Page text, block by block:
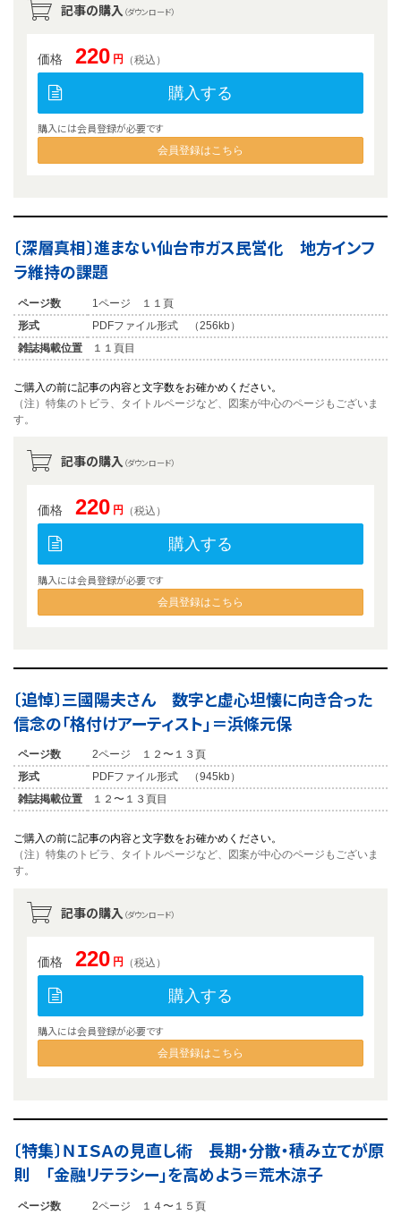
記事の購入 （ダウンロード）
価格 220 円 （税込）
購入する
購入には会員登録が必要です
会員登録はこちら
〔深層真相〕進まない仙台市ガス民営化 地方インフ
ラ維持の課題
ページ数
1ページ １１頁
形式
PDFファイル形式 （256kb）
雑誌掲載位置
１１頁目
ご購入の前に記事の内容と文字数をお確かめください。
（注）特集のトビラ、タイトルページなど、図案が中心のページもございま
す。
記事の購入 （ダウンロード）
価格 220 円 （税込）
購入する
購入には会員登録が必要です
会員登録はこちら
〔追悼〕三國陽夫さん 数字と虚心坦懐に向き合った
信念の「格付けアーティスト」＝浜條元保
ページ数
2ページ １２〜１３頁
形式
PDFファイル形式 （945kb）
雑誌掲載位置
１２〜１３頁目
ご購入の前に記事の内容と文字数をお確かめください。
（注）特集のトビラ、タイトルページなど、図案が中心のページもございま
す。
記事の購入 （ダウンロード）
価格 220 円 （税込）
購入する
購入には会員登録が必要です
会員登録はこちら
〔特集〕ＮＩＳＡの見直し術 長期・分散・積み立てが原
則 「金融リテラシー」を高めよう＝荒木涼子
ページ数 2ページ １４〜１５頁